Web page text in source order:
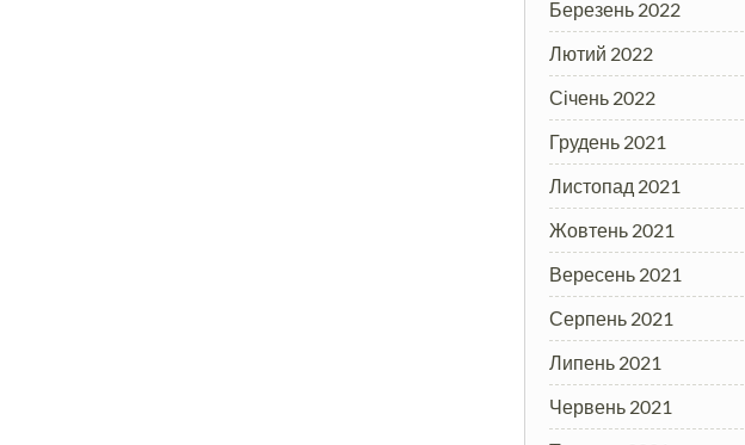
Березень 2022
Лютий 2022
Січень 2022
Грудень 2021
Листопад 2021
Жовтень 2021
Вересень 2021
Серпень 2021
Липень 2021
Червень 2021